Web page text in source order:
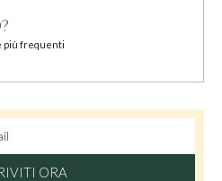
più frequenti
ORA